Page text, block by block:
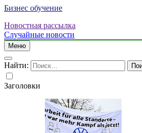
Бизнес обучение
Новостная рассылка
Случайные новости
Меню
Найти:
Заголовки